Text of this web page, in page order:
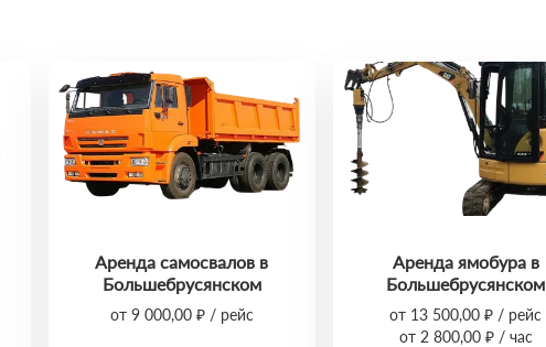
Аренда самосвалов в
Большебрусянском
от 9 000,00 ₽ / рейс
Аренда ямобура в
Большебрусянском
от 13 500,00 ₽ / рейс
от 2 800,00 ₽ / час